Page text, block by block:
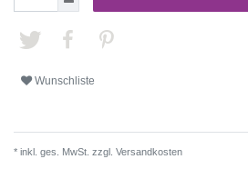
Wunschliste
* inkl. ges. MwSt. zzgl. Versandkosten